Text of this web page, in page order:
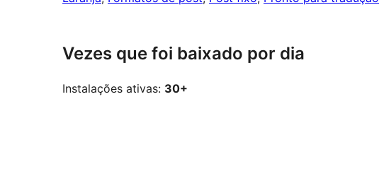
Vezes que foi baixado por dia
Instalações ativas: 30+